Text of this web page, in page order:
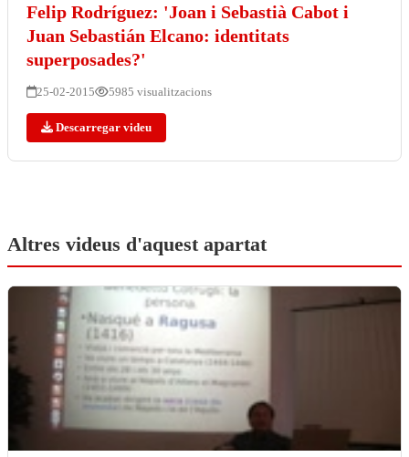
Felip Rodríguez: 'Joan i Sebastià Cabot i
Juan Sebastián Elcano: identitats
superposades?'
25-02-2015 5985 visualitzacions
Descarregar videu
Altres videus d'aquest apartat